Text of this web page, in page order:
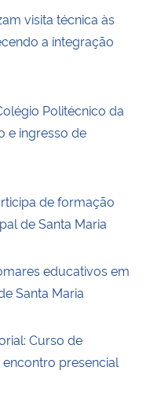
visita técnica às
a integração
Politécnico da
e ingresso de
de formação
de Santa Maria
educativos em
Santa Maria
Curso de
encontro presencial